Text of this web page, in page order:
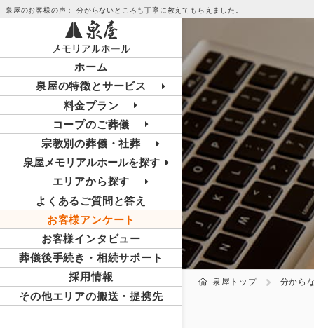
泉屋のお客様の声： 分からないところも丁寧に教えてもらえました。
ホーム
泉屋の特徴とサービス
料金プラン
コープのご葬儀
宗教別の葬儀・社葬
泉屋メモリアルホールを探す
エリアから探す
よくあるご質問と答え
お客様アンケート
お客様インタビュー
葬儀後手続き・相続サポート
採用情報
その他エリアの搬送・提携先
泉屋トップ 分から